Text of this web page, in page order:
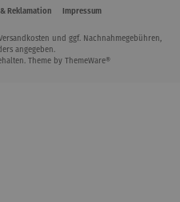
Reklamation Impressum
und ggf. Nachnahmegebühren,
angegeben.
Theme by ThemeWare®